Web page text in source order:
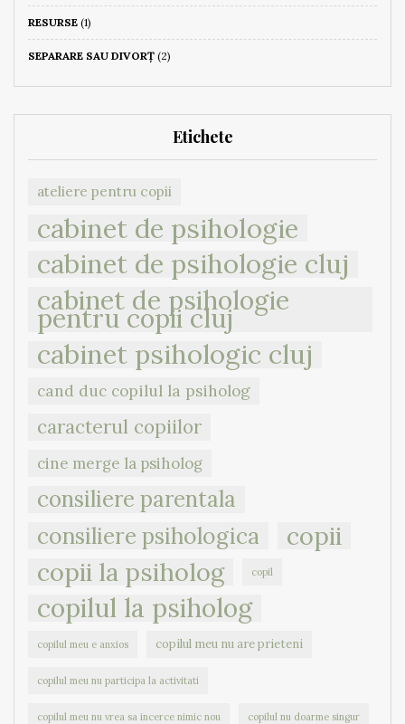
RESURSE (1)
SEPARARE SAU DIVORȚ (2)
Etichete
ateliere pentru copii
cabinet de psihologie
cabinet de psihologie cluj
cabinet de psihologie
pentru copii cluj
cabinet psihologic cluj
cand duc copilul la psiholog
caracterul copiilor
cine merge la psiholog
consiliere parentala
consiliere psihologica copii
copii la psiholog copil
copilul la psiholog
copilul meu e anxios copilul meu nu are prieteni
copilul meu nu participa la activitati
copilul meu nu vrea sa incerce nimic nou copilul nu doarme singur